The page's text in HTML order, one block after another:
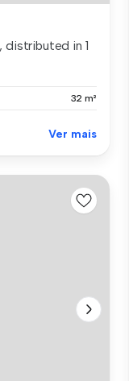
distributed in 1
32 m²
Ver mais